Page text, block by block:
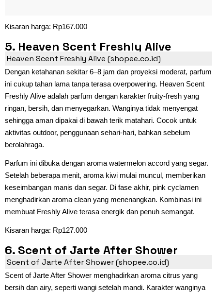
Kisaran harga: Rp167.000
5. Heaven Scent Freshly Alive
Heaven Scent Freshly Alive (shopee.co.id)
Dengan ketahanan sekitar 6–8 jam dan proyeksi moderat, parfum
ini cukup tahan lama tanpa terasa overpowering. Heaven Scent
Freshly Alive adalah parfum dengan karakter fruity-fresh yang
ringan, bersih, dan menyegarkan. Wanginya tidak menyengat
sehingga aman dipakai di bawah terik matahari. Cocok untuk
aktivitas outdoor, penggunaan sehari-hari, bahkan sebelum
berolahraga.
Parfum ini dibuka dengan aroma watermelon accord yang segar.
Setelah beberapa menit, aroma kiwi mulai muncul, memberikan
keseimbangan manis dan segar. Di fase akhir, pink cyclamen
menghadirkan aroma clean yang menenangkan. Kombinasi ini
membuat Freshly Alive terasa energik dan penuh semangat.
Kisaran harga: Rp127.000
6. Scent of Jarte After Shower
Scent of Jarte After Shower (shopee.co.id)
Scent of Jarte After Shower menghadirkan aroma citrus yang
bersih dan airy, seperti wangi setelah mandi. Karakter wanginya